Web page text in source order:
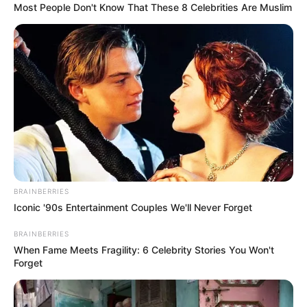
-G
Com isso, os fãs poderão acompanhar a conclusão da trama
natalina ao mesmo tempo em que a série vai ao ar
internacionalmente.
Encerramento do conflito romântico
Da Rim, interpretada por Ahn Eun Jin, e Gong Ji Hyuk, vivido por
Most People Don't Know That These 8 Celebrities Are Muslim
BRAINBERRIES
Iconic '90s Entertainment Couples We'll Never Forget
BRAINBERRIES
When Fame Meets Fragility: 6 Celebrity Stories You Won't
Forget